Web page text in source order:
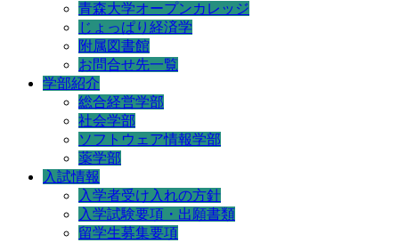
青森大学オープンカレッジ
じょっぱり経済学
附属図書館
お問合せ先一覧
学部紹介
総合経営学部
社会学部
ソフトウェア情報学部
薬学部
入試情報
入学者受け入れの方針
入学試験要項・出願書類
留学生募集要項